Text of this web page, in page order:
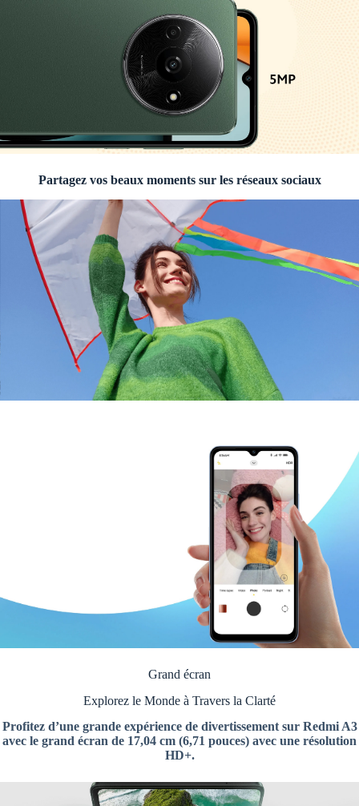
Partagez vos beaux moments sur les réseaux sociaux
Grand écran
Explorez le Monde à Travers la Clarté
Profitez d’une grande expérience de divertissement sur Redmi A3
avec le grand écran de 17,04 cm (6,71 pouces) avec une résolution
HD+.